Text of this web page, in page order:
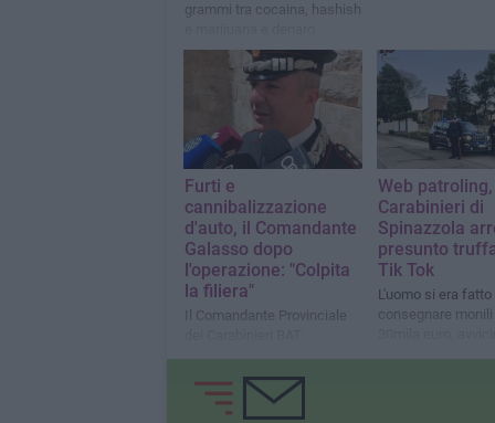
grammi tra cocaina, hashish
contante
Furti e
cannibalizzazione
d'auto, il Comandante
Galasso dopo
l'operazione: "Colpita
la filiera"
Il Comandante Provinciale
"Fenomeno che esiste
perché c'è un compratore"
Web
Carabinieri di
Spinazzola
presunto
Tik Tok
L'uomo si era fatto
consegnare monili
30mila euro,